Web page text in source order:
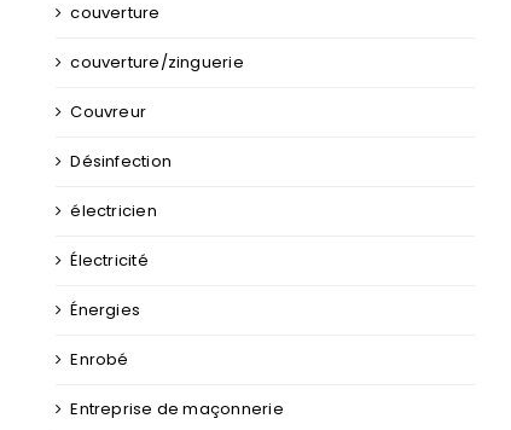
couverture
couverture/zinguerie
Couvreur
Désinfection
électricien
Électricité
Énergies
Enrobé
Entreprise de maçonnerie